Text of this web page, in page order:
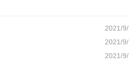
2021/
2021/
2021/